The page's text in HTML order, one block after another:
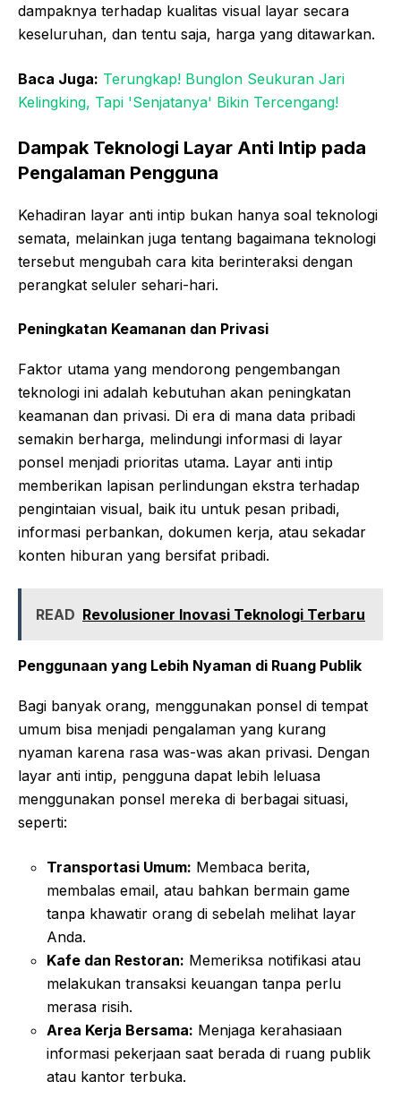
dampaknya terhadap kualitas visual layar secara
keseluruhan, dan tentu saja, harga yang ditawarkan.
Baca Juga: Terungkap! Bunglon Seukuran Jari
Kelingking, Tapi 'Senjatanya' Bikin Tercengang!
Dampak Teknologi Layar Anti Intip pada
Pengalaman Pengguna
Kehadiran layar anti intip bukan hanya soal teknologi
semata, melainkan juga tentang bagaimana teknologi
tersebut mengubah cara kita berinteraksi dengan
perangkat seluler sehari-hari.
Peningkatan Keamanan dan Privasi
Faktor utama yang mendorong pengembangan
teknologi ini adalah kebutuhan akan peningkatan
keamanan dan privasi. Di era di mana data pribadi
semakin berharga, melindungi informasi di layar
ponsel menjadi prioritas utama. Layar anti intip
memberikan lapisan perlindungan ekstra terhadap
pengintaian visual, baik itu untuk pesan pribadi,
informasi perbankan, dokumen kerja, atau sekadar
konten hiburan yang bersifat pribadi.
READ Revolusioner Inovasi Teknologi Terbaru
Penggunaan yang Lebih Nyaman di Ruang Publik
Bagi banyak orang, menggunakan ponsel di tempat
umum bisa menjadi pengalaman yang kurang
nyaman karena rasa was-was akan privasi. Dengan
layar anti intip, pengguna dapat lebih leluasa
menggunakan ponsel mereka di berbagai situasi,
seperti:
Transportasi Umum: Membaca berita,
membalas email, atau bahkan bermain game
tanpa khawatir orang di sebelah melihat layar
Anda.
Kafe dan Restoran: Memeriksa notifikasi atau
melakukan transaksi keuangan tanpa perlu
merasa risih.
Area Kerja Bersama: Menjaga kerahasiaan
informasi pekerjaan saat berada di ruang publik
atau kantor terbuka.